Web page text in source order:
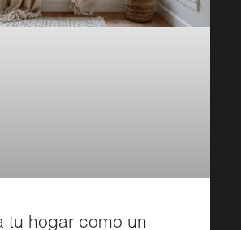
tu hogar como un